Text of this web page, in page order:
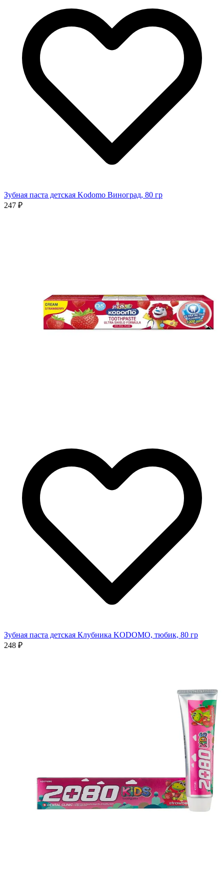
Зубная паста детская Kodomo Виноград, 80 гр
247 ₽
Зубная паста детская Клубника KODOMO, тюбик, 80 гр
248 ₽